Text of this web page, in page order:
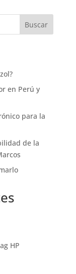
Buscar
en Perú y
para la
de la
HP